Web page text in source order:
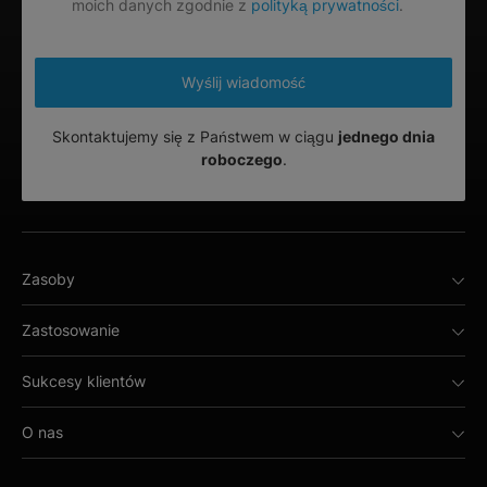
moich danych zgodnie z polityką prywatności.
Skontaktujemy się z Państwem w ciągu jednego dnia
roboczego.
Zasoby
Zastosowanie
Sukcesy klientów
O nas